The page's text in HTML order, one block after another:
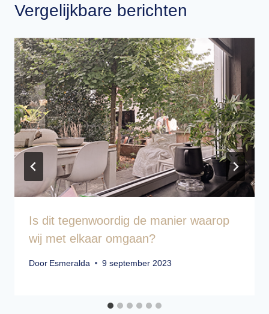
Vergelijkbare berichten
Is dit tegenwoordig de manier waarop
wij met elkaar omgaan?
Door Esmeralda 9 september 2023